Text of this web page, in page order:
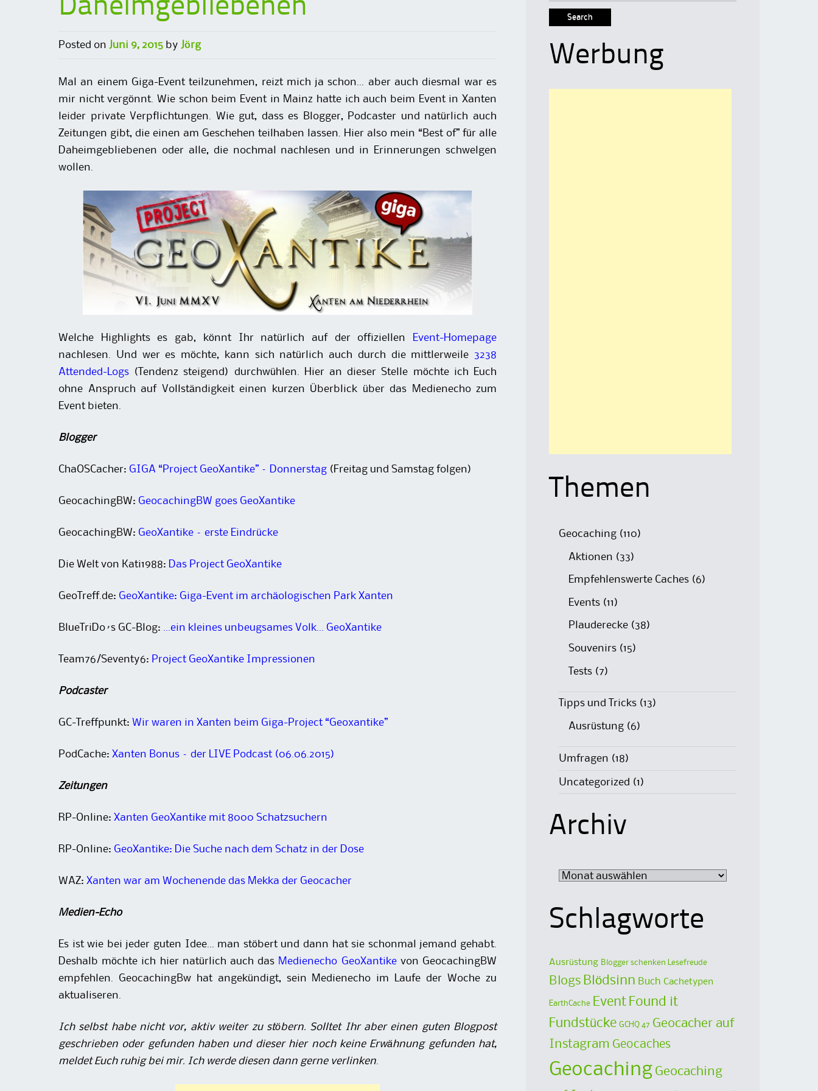
Daheimgebliebenen
Posted on Juni 9, 2015 by Jörg
Mal an einem Giga-Event teilzunehmen, reizt mich ja schon… aber auch diesmal war es
mir nicht vergönnt. Wie schon beim Event in Mainz hatte ich auch beim Event in Xanten
leider private Verpflichtungen. Wie gut, dass es Blogger, Podcaster und natürlich auch
Zeitungen gibt, die einen am Geschehen teilhaben lassen. Hier also mein “Best of” für alle
Daheimgebliebenen oder alle, die nochmal nachlesen und in Erinnerungen schwelgen
wollen.
Welche Highlights es gab, könnt Ihr natürlich auf der offiziellen
Event-Homepage
nachlesen. Und wer es möchte, kann sich natürlich auch durch die mittlerweile 3238
Attended-Logs
(Tendenz steigend) durchwühlen. Hier an dieser Stelle möchte ich Euch
ohne Anspruch auf Vollständigkeit einen kurzen Überblick über das Medienecho zum
Event bieten.
Blogger
ChaOSCacher: GIGA “Project GeoXantike” – Donnerstag (Freitag und Samstag folgen)
GeocachingBW: GeocachingBW goes GeoXantike
GeocachingBW: GeoXantike – erste Eindrücke
Die Welt von Kati1988: Das Project GeoXantike
GeoTreff.de: GeoXantike: Giga-Event im archäologischen Park Xanten
BlueTriDo´s GC-Blog: …ein kleines unbeugsames Volk… GeoXantike
Team76/Seventy6: Project GeoXantike Impressionen
Podcaster
GC-Treffpunkt: Wir waren in Xanten beim Giga-Project “Geoxantike”
PodCache: Xanten Bonus – der LIVE Podcast (06.06.2015)
Zeitungen
RP-Online: Xanten GeoXantike mit 8000 Schatzsuchern
RP-Online: GeoXantike: Die Suche nach dem Schatz in der Dose
WAZ: Xanten war am Wochenende das Mekka der Geocacher
Medien-Echo
Es ist wie bei jeder guten Idee… man stöbert und dann hat sie schonmal jemand gehabt.
Deshalb möchte ich hier natürlich auch das Medienecho GeoXantike von GeocachingBW
empfehlen. GeocachingBw hat angekündigt, sein Medienecho im Laufe der Woche zu
aktualiseren.
Ich selbst habe nicht vor, aktiv weiter zu stöbern. Solltet Ihr aber einen guten Blogpost
geschrieben oder gefunden haben und dieser hier noch keine Erwähnung gefunden hat,
meldet Euch ruhig bei mir. Ich werde diesen dann gerne verlinken
Werbung
Themen
Geocaching (110)
Aktionen (33)
Empfehlenswerte Caches (6)
Events (11)
Plauderecke (38)
Souvenirs (15)
Tests (7)
Tipps und Tricks (13)
Ausrüstung (6)
Umfragen (18)
Uncategorized (1)
Archiv
Archiv
Schlagworte
Ausrüstung Blogger schenken Lesefreude
Blogs Blödsinn Buch Cachetypen
EarthCache Event Found it
Fundstücke GCHQ 47 Geocacher auf
Instagram Geocaches
Geocaching Geocaching